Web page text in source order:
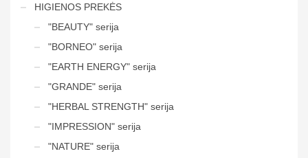
HIGIENOS PREKĖS
"BEAUTY" serija
"BORNEO" serija
"EARTH ENERGY" serija
"GRANDE" serija
"HERBAL STRENGTH" serija
"IMPRESSION" serija
"NATURE" serija